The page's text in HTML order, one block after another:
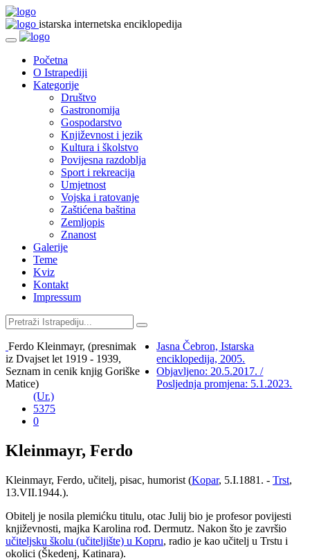
istarska internetska enciklopedija
Početna
O Istrapediji
Kategorije
Društvo
Gastronomija
Gospodarstvo
Književnost i jezik
Kultura i školstvo
Povijesna razdoblja
Sport i rekreacija
Umjetnost
Vojska i ratovanje
Zaštićena baština
Zemljopis
Znanost
Galerije
Teme
Kviz
Kontakt
Impressum
Ferdo Kleinmayr, (presnimak
iz Dvajset let 1919 - 1939,
Seznam in cenik knjig Goriške
Matice)
Jasna Čebron, Istarska
enciklopedija, 2005.
Objavljeno: 20.5.2017. /
Posljednja promjena: 5.1.2023.
(Ur.)
5375
0
Kleinmayr, Ferdo
Kleinmayr, Ferdo, učitelj, pisac, humorist (Kopar, 5.I.1881. - Trst,
13.VII.1944.).
Obitelj je nosila plemićku titulu, otac Julij bio je profesor povijesti
književnosti, majka Karolina rođ. Dermutz. Nakon što je završio
učiteljsku školu (učiteljište) u Kopru, radio je kao učitelj u Trstu i
okolici (Škedenj, Katinara).